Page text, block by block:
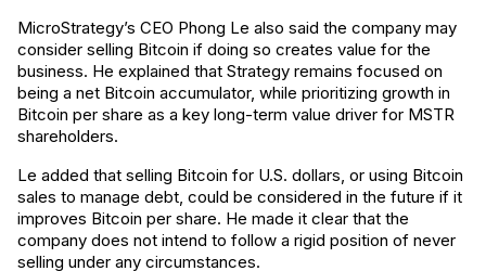
MicroStrategy’s CEO Phong Le also said the company may
consider selling Bitcoin if doing so creates value for the
business. He explained that Strategy remains focused on
being a net Bitcoin accumulator, while prioritizing growth in
Bitcoin per share as a key long-term value driver for MSTR
shareholders.
Le added that selling Bitcoin for U.S. dollars, or using Bitcoin
sales to manage debt, could be considered in the future if it
improves Bitcoin per share. He made it clear that the
company does not intend to follow a rigid position of never
selling under any circumstances.